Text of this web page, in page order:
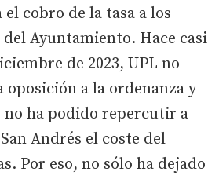
cobro de la tasa a los
Ayuntamiento. Hace casi
de 2023, UPL no
oposición a la ordenanza y
no ha podido repercutir a
Andrés el coste del
Por eso, no sólo ha dejado